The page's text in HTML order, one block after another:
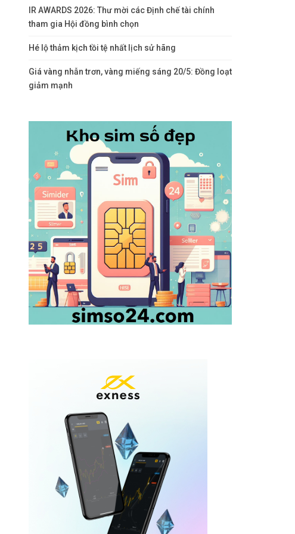
IR AWARDS 2026: Thư mời các Định chế tài chính
tham gia Hội đồng bình chọn
Hé lộ thảm kịch tồi tệ nhất lịch sử hãng
Giá vàng nhẫn trơn, vàng miếng sáng 20/5: Đồng loạt
giảm mạnh